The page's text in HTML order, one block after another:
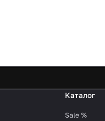
Каталог
Sale %